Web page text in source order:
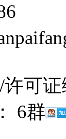
可
6群